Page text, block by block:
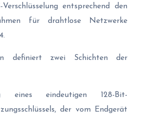
entsprechend den
für drahtlose Netzwerke
definiert zwei Schichten der
eines eindeutigen 128-Bit-
der vom Endgerät